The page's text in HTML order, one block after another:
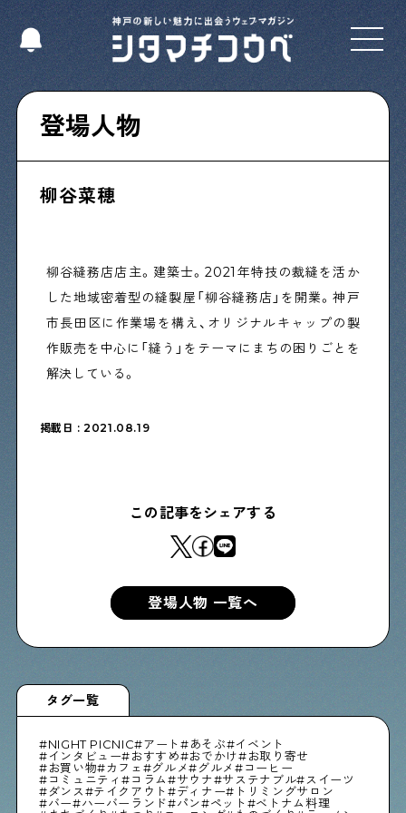
Select Language ▼
今夜、下町で
下町の飲み歩き日記です
下町に暮らす人たちに日記を書いてもらいました
下町の店≒家
下町ならではの家みたいな店を紹介する記事です
ぶらり、下町
下町コラム
下町の「あの人」が書く連載記事です
登場人物
柳谷菜穂
柳谷縫務店店主。建築士。2021年特技の裁縫を活か
した地域密着型の縫製屋「柳谷縫務店」を開業。神戸
市長田区に作業場を構え、オリジナルキャップの製
作販売を中心に「縫う」をテーマにまちの困りごとを
解決している。
掲載日 : 2021.08.19
この記事をシェアする
登場人物 一覧へ
タグ一覧
NIGHT PICNIC アート あそぶ
イベント
インタビュー
おすすめ おでかけ
お取り寄せ
お買い物
カフェ グルメ グルメ
コーヒー
コミュニティ
コラム サウナ サステナブル
スイーツ
ダンス
テイクアウト ディナー
トリミングサロン
バー
ハーバーランド パン ペット
ベトナム料理